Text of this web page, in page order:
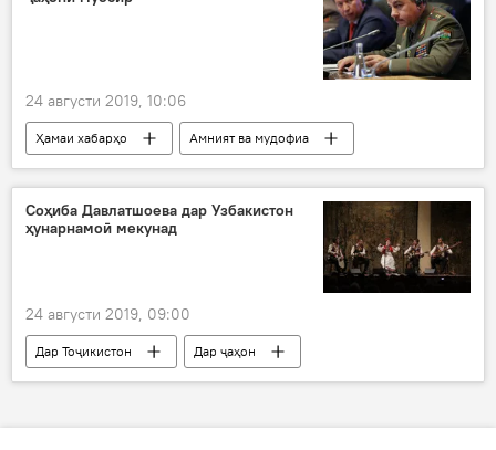
24 августи 2019, 10:06
Ҳамаи хабарҳо
Амният ва мудофиа
Дар Тоҷикистон
Соҳиба Давлатшоева дар Узбакистон
ҳунарнамоӣ мекунад
24 августи 2019, 09:00
Дар Тоҷикистон
Дар ҷаҳон
Ҳамаи хабарҳо
Фарҳанг